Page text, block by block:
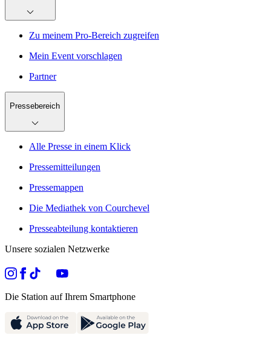
Zu meinem Pro-Bereich zugreifen
Mein Event vorschlagen
Partner
Pressebereich
Alle Presse in einem Klick
Pressemitteilungen
Pressemappen
Die Mediathek von Courchevel
Presseabteilung kontaktieren
Unsere sozialen Netzwerke
Die Station auf Ihrem Smartphone